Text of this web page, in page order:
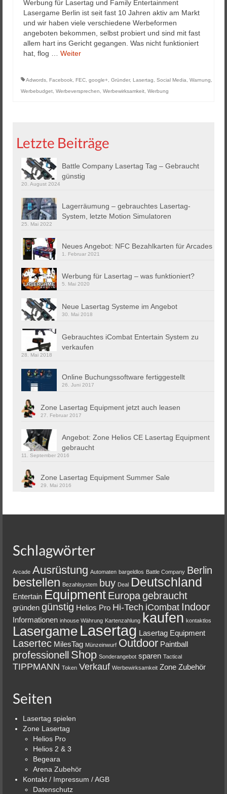
Werbung für Lasertag und Family Entertainment
Lasergame Berlin ist seit fast 10 Jahren aktiv am Markt
und wir haben viele verschiedene Werbeformen
angeboten bekommen, selbst probiert und sind mit fast
allem hart ins Gericht gegangen. Was nicht funktioniert
hat, flog … Weiter
Adwords Facebook FEC google+ Gründer, Lasertag Social Media Warnung
Werbebudget Werbeversprechen Werbewirksamkeit Werbung
Letzte Beiträge
Battle Company Lasertag Tag – Gebraucht
günstig
20. August 2024
Lagerräumung – gebrauchtes Lasertag-
System, letzte Motion Simulatoren
25. Mai 2022
Neues Angebot: NFC Bezahlkarten für Arcades
1. Februar 2021
Werbung für Lasertag – was funktioniert?
5. Mai 2020
Neue Lasertag Systeme im Angebot
30. Mai 2018
Gebrauchtes iCombat Entertain System zu
verkaufen
28. Mai 2018
Online Buchungssoftware fertiggestellt
26. Juni 2017
Zone Lasertag Equipment jetzt auch leasen
27. Februar 2017
Angebot: Zone Helios CE Lasertag Equipment
gebraucht
11. September 2016
Zone Lasertag Equipment Summer Sale
29. Mai 2016
Schlagwörter
Arcade Ausrüstung Automaten bargeldlos Battle Company Berlin
bestellen Bezahlsystem buy Deal Deutschland
Entertain Equipment Europagebraucht
gründen günstig Helios Pro Hi-Tech iCombat Indoor
Informationen inhouse Währung Kartenzahlung kaufen kontaktlos
Lasergame Lasertag Lasertag Equipment
Lasertec MilesTag Münzeinwurf Outdoor Paintball
professionell Shop Sonderangebot sparen Tactical
TIPPMANN Token Verkauf Werbewirksamkeit Zone Zubehör
Seiten
Lasertag spielen
Zone Lasertag
Helios Pro
Helios 2 & 3
Begeara
Arena Zubehör
Kontakt / Impressum / AGB
Datenschutz